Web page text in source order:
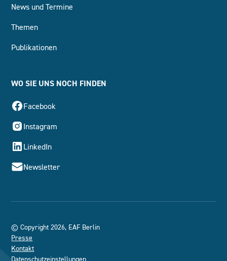
News und Termine
Themen
Publikationen
WO SIE UNS NOCH FINDEN
Facebook
Instagram
LinkedIn
Newsletter
© Copyright 2026, EAF Berlin
Presse
Kontakt
Datenschutzeinstellungen